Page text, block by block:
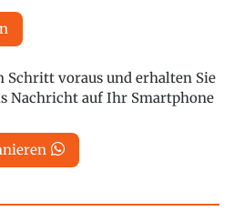
Schritt voraus und erhalten Sie
Nachricht auf Ihr Smartphone